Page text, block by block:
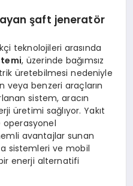
şaft jeneratör
teknolojileri arasında
, üzerinde bağımsız
üretebilmesi nedeniyle
veya benzeri araçların
sistem, aracın
üretimi sağlıyor. Yakıt
operasyonel
avantajlar sunan
sistemleri ve mobil
enerji alternatifi